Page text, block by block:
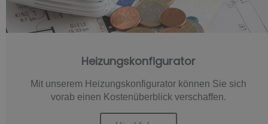
Heizungskonfigurator
Mit unserem Heizungskonfigurator können Sie sich
vorab einen Kostenüberblick verschaffen.